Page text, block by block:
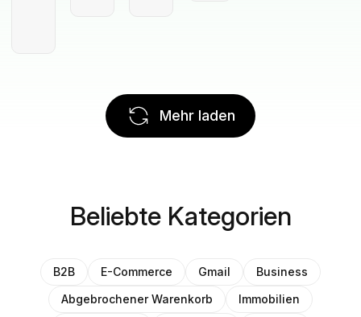
Mehr laden
Beliebte Kategorien
B2B E-Commerce Gmail
Business
Abgebrochener Warenkorb
Immobilien